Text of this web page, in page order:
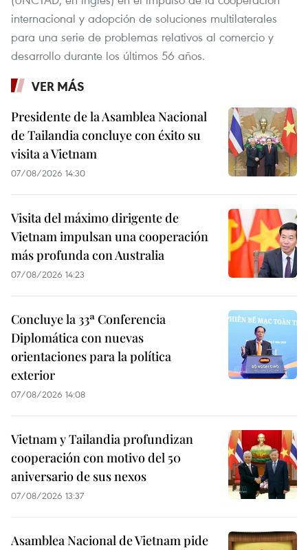
internacional y adopción de soluciones multilaterales
para una serie de problemas relativos al comercio y
desarrollo durante los últimos 56 años.
VER MÁS
Presidente de la Asamblea Nacional
de Tailandia concluye con éxito su
visita a Vietnam
07/08/2026 14:30
Visita del máximo dirigente de
Vietnam impulsan una cooperación
más profunda con Australia
07/08/2026 14:23
Concluye la 33ª Conferencia
Diplomática con nuevas
orientaciones para la política
exterior
07/08/2026 14:08
Vietnam y Tailandia profundizan
cooperación con motivo del 50
aniversario de sus nexos
07/08/2026 13:37
Asamblea Nacional de Vietnam pide